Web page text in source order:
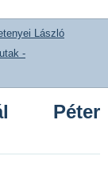
László
-
Péter